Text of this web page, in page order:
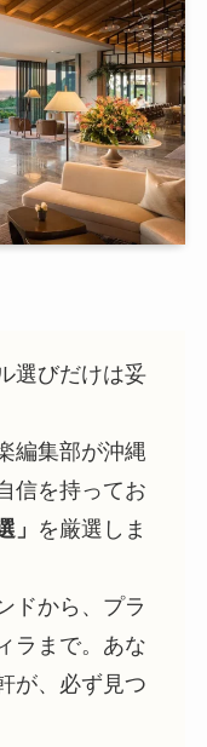
選びだけは妥
編集部が沖縄
信を持ってお
」 を厳選しま
ドから、プラ
ラまで。あな
が、必ず見つ